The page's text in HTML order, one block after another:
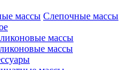
Слепочные массы
массы
массы